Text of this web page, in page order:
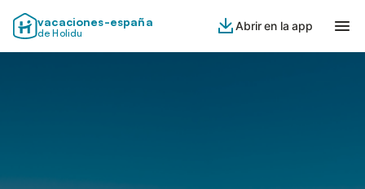
vacaciones-españa
de Holidu
Abrir en la app